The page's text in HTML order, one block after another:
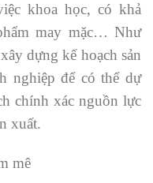
khoa học, có khả
may mặc… Như
dựng kế hoạch sản
nghiệp để có thể dự
chính xác nguồn lực
xuất.
mê